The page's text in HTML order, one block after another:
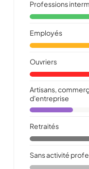
Professions
Employés
Ouvriers
Artisans,
d'entreprise
Retraités
Sans activité